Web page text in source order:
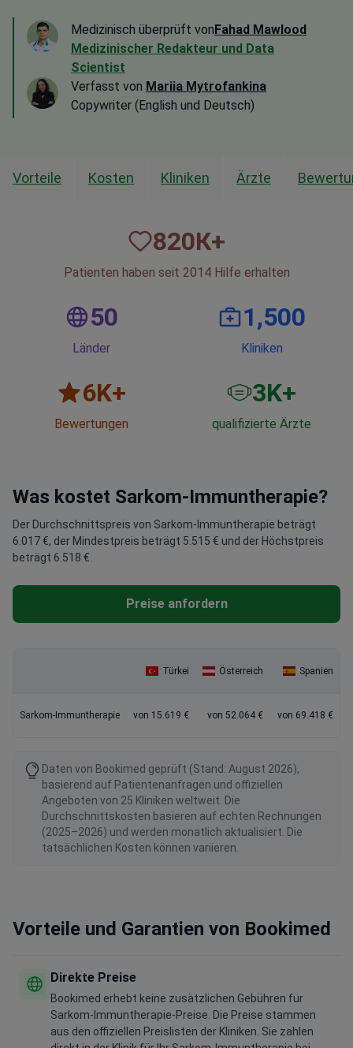
Medizinisch überprüft vonFahad Mawlood
Medizinischer Redakteur und Data
Scientist
Verfasst von Mariia Mytrofankina
Copywriter (English und Deutsch)
Vorteile Kosten Kliniken Ärzte
820К+
Patienten haben seit 2014 Hilfe erhalten
50
Länder
1,500
Kliniken
6K+
Bewertungen
3K+
qualifizierte Ärzte
Was kostet Sarkom-Immuntherapie?
Der Durchschnittspreis von Sarkom-Immuntherapie beträgt
6.017 €, der Mindestpreis beträgt 5.515 € und der Höchstpreis
beträgt 6.518 €.
Preise anfordern
Türkei Österreich Spanien
Sarkom-Immuntherapie von 15.619 € von 52.064 € von 69.418 €
Daten von Bookimed geprüft (Stand: August 2026),
basierend auf Patientenanfragen und offiziellen
Angeboten von 25 Kliniken weltweit. Die
Durchschnittskosten basieren auf echten Rechnungen
(2025–2026) und werden monatlich aktualisiert. Die
tatsächlichen Kosten können variieren.
Vorteile und Garantien von Bookimed
Direkte Preise
Bookimed erhebt keine zusätzlichen Gebühren für
Sarkom-Immuntherapie-Preise. Die Preise stammen
aus den offiziellen Preislisten der Kliniken. Sie zahlen